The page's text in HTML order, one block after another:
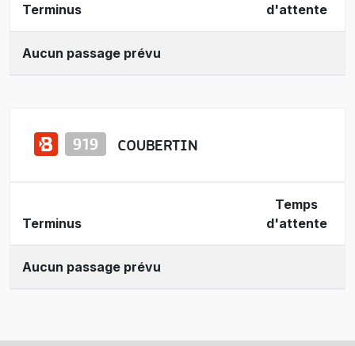
Terminus
d'attente
Aucun passage prévu
COUBERTIN
Terminus
Temps
d'attente
Aucun passage prévu